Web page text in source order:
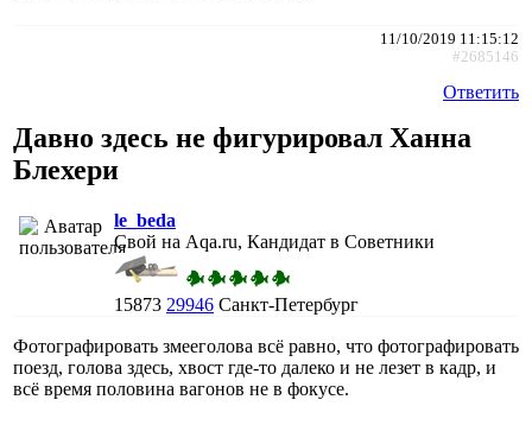
11/10/2019 11:15:12
#2685146
Ответить
Давно здесь не фигурировал Ханна
Блехери
le_beda
Свой на Aqa.ru, Кандидат в Советники
15873 29946 Санкт-Петербург
Фотографировать змееголова всё равно, что фотографировать
поезд, голова здесь, хвост где-то далеко и не лезет в кадр, и
всё время половина вагонов не в фокусе.